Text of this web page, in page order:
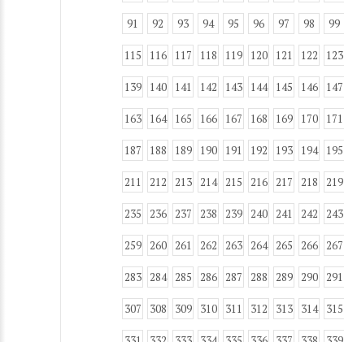
91 92 93 94 95 96 97 98 99
115 116 117 118 119 120 121 122 123
139 140 141 142 143 144 145 146 147
163 164 165 166 167 168 169 170 171
187 188 189 190 191 192 193 194 195
211 212 213 214 215 216 217 218 219
235 236 237 238 239 240 241 242 243
259 260 261 262 263 264 265 266 267
283 284 285 286 287 288 289 290 291
307 308 309 310 311 312 313 314 315